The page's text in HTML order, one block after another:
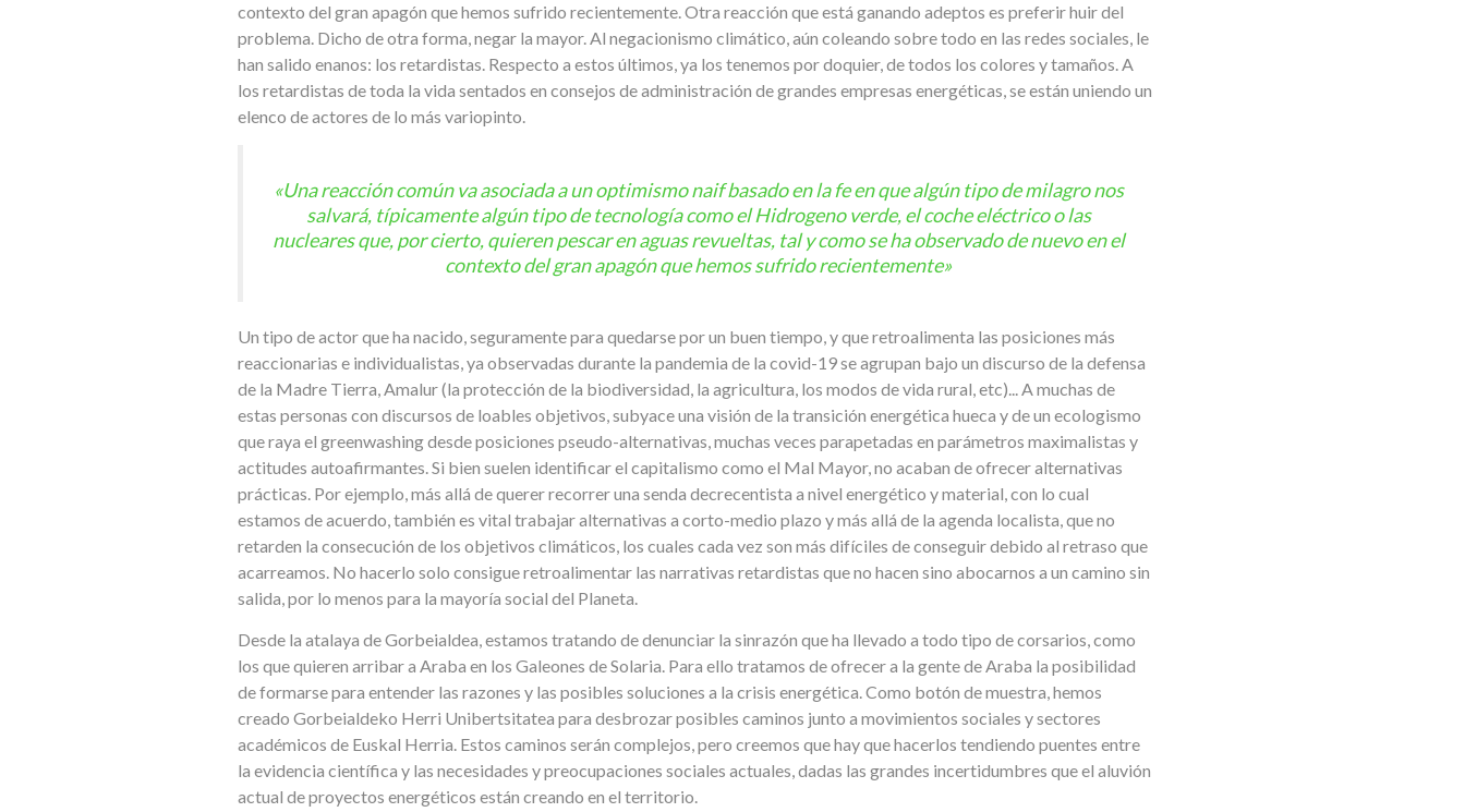
contexto del gran apagón que hemos sufrido recientemente. Otra reacción que está ganando adeptos es preferir huir del
problema. Dicho de otra forma, negar la mayor. Al negacionismo climático, aún coleando sobre todo en las redes sociales, le
han salido enanos: los retardistas. Respecto a estos últimos, ya los tenemos por doquier, de todos los colores y tamaños. A
los retardistas de toda la vida sentados en consejos de administración de grandes empresas energéticas, se están uniendo un
elenco de actores de lo más variopinto.
«Una reacción común va asociada a un optimismo naif basado en la fe en que algún tipo de milagro nos
salvará, típicamente algún tipo de tecnología como el Hidrogeno verde, el coche eléctrico o las
nucleares que, por cierto, quieren pescar en aguas revueltas, tal y como se ha observado de nuevo en el
contexto del gran apagón que hemos sufrido recientemente»
Un tipo de actor que ha nacido, seguramente para quedarse por un buen tiempo, y que retroalimenta las posiciones más
reaccionarias e individualistas, ya observadas durante la pandemia de la covid-19 se agrupan bajo un discurso de la defensa
de la Madre Tierra, Amalur (la protección de la biodiversidad, la agricultura, los modos de vida rural, etc)... A muchas de
estas personas con discursos de loables objetivos, subyace una visión de la transición energética hueca y de un ecologismo
que raya el greenwashing desde posiciones pseudo-alternativas, muchas veces parapetadas en parámetros maximalistas y
actitudes autoafirmantes. Si bien suelen identificar el capitalismo como el Mal Mayor, no acaban de ofrecer alternativas
prácticas. Por ejemplo, más allá de querer recorrer una senda decrecentista a nivel energético y material, con lo cual
estamos de acuerdo, también es vital trabajar alternativas a corto-medio plazo y más allá de la agenda localista, que no
retarden la consecución de los objetivos climáticos, los cuales cada vez son más difíciles de conseguir debido al retraso que
acarreamos. No hacerlo solo consigue retroalimentar las narrativas retardistas que no hacen sino abocarnos a un camino sin
salida, por lo menos para la mayoría social del Planeta.
Desde la atalaya de Gorbeialdea, estamos tratando de denunciar la sinrazón que ha llevado a todo tipo de corsarios, como
los que quieren arribar a Araba en los Galeones de Solaria. Para ello tratamos de ofrecer a la gente de Araba la posibilidad
de formarse para entender las razones y las posibles soluciones a la crisis energética. Como botón de muestra, hemos
creado Gorbeialdeko Herri Unibertsitatea para desbrozar posibles caminos junto a movimientos sociales y sectores
académicos de Euskal Herria. Estos caminos serán complejos, pero creemos que hay que hacerlos tendiendo puentes entre
la evidencia científica y las necesidades y preocupaciones sociales actuales, dadas las grandes incertidumbres que el aluvión
actual de proyectos energéticos están creando en el territorio.